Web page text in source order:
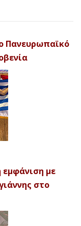
Πανευρωπαϊκό
με
στο